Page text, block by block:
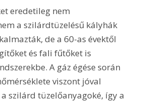
eredetileg nem
a szilárdtüzelésű kályhák
de a 60-as évektől
és fali fűtőket is
A gáz égése során
viszont jóval
szilárd tüzelőanyagoké, így a